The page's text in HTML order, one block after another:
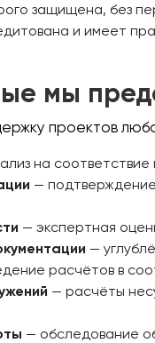
защищена, без
и имеет
мы
проектов
на
—
— экспертная
—
расчётов в
— расчёты
— обследование